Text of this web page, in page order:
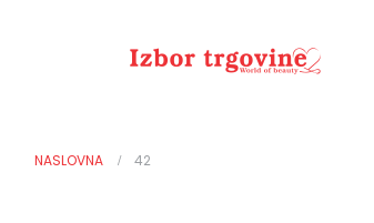
NASLOVNA 42